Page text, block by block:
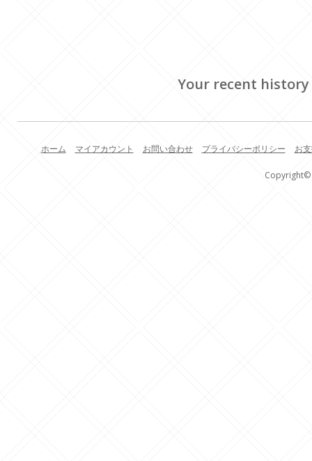
Your recent history
ホーム マイアカウント お問い合わせ プライバシーポリシー お
Copyright©